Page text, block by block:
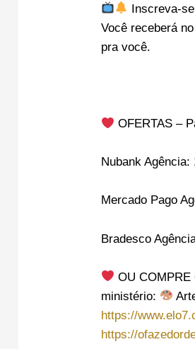
Inscreva-
Você receberá
pra você.
OFERTAS –
Nubank
Mercado Pago
Bradesco
OU
ministério:
https://
https://